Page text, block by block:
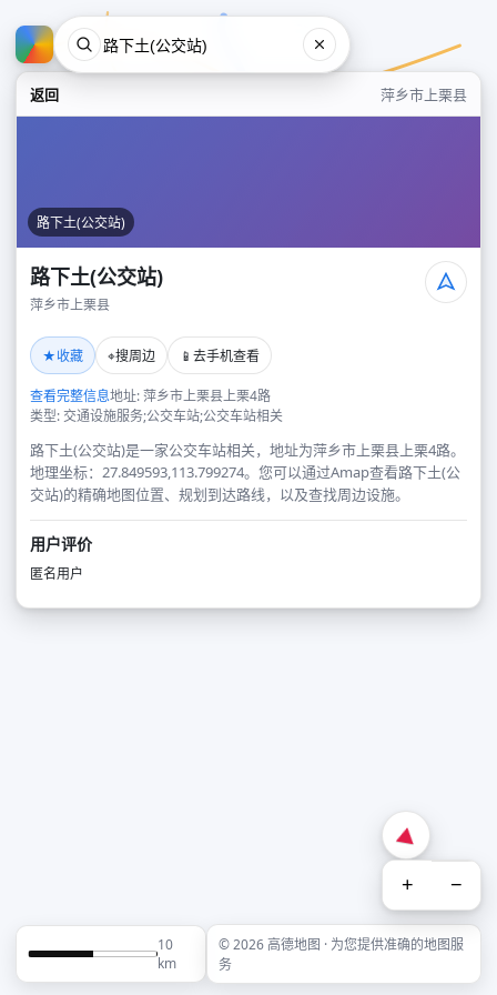
返回 萍乡市上栗县
路下土(公交站)
路下土(公交站)
萍乡市上栗县
★收藏 ⌖搜周边 📱 去手机查看
查看完整信息地址: 萍乡市上栗县上栗4路
类型: 交通设施服务;公交车站;公交车站相关
路下土(公交站)是一家公交车站相关，地址为萍乡市上栗县上栗4路。
地理坐标：27.849593,113.799274。您可以通过Amap查看路下土(公
交站)的精确地图位置、规划到达路线，以及查找周边设施。
用户评价
匿名用户
+ −
10
km
© 2026 高德地图 · 为您提供准确的地图服
务